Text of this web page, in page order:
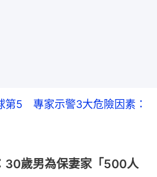
第5 專家示警3大危險因素：
30歲男為保妻家「500人